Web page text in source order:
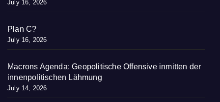
July 16, 2026
Plan C?
July 16, 2026
Macrons Agenda: Geopolitische Offensive inmitten der
innenpolitischen Lähmung
July 14, 2026